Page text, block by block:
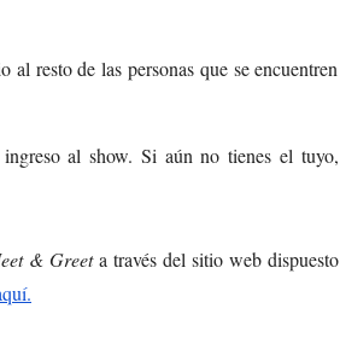
resto de las personas que se encuentren
al show. Si aún no tienes el tuyo,
& Greeta través del sitio web dispuesto